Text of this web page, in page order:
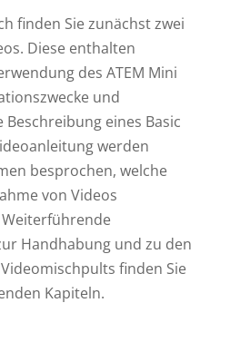
finden Sie zunächst zwei
Diese enthalten
des ATEM Mini
und
eines Basic
werden
besprochen, welche
von Videos
Handhabung und zu den
finden Sie
Kapiteln.